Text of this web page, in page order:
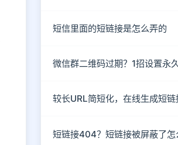
短信里面的短链接是怎么弄的
微信群二维码过期？1招设置永
较长URL简短化，在线生成短链
短链接404？短链接被屏蔽了怎